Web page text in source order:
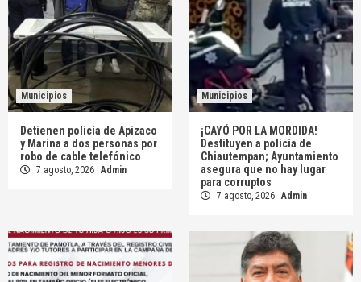
Municipios
Detienen policía de Apizaco
y Marina a dos personas por
robo de cable telefónico
7 agosto, 2026 Admin
Municipios
¡CAYÓ POR LA MORDIDA!
Destituyen a policía de
Chiautempan; Ayuntamiento
asegura que no hay lugar
para corruptos
7 agosto, 2026 Admin